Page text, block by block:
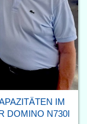
IM
DOMINO N730I